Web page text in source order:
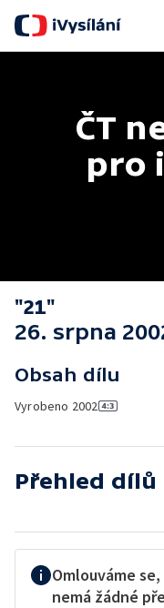
ČT
pro
"21"
26. srpna
Obsah dílu
Vyrobeno 2002
Přehled dílů
Omlouváme
nemá žádné